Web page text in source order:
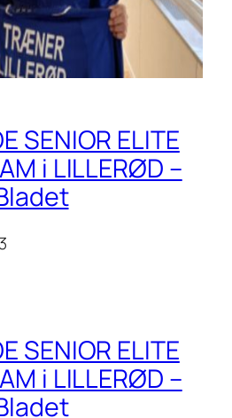
SENIOR ELITE
i LILLERØD –
SENIOR ELITE
i LILLERØD –